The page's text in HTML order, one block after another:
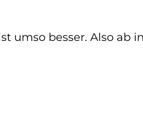
umso besser. Also ab